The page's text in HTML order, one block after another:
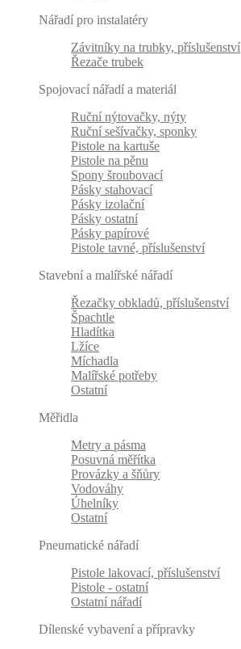
Nářadí pro instalatéry
Závitníky na trubky, příslušenství
Řezače trubek
Spojovací nářadí a materiál
Ruční nýtovačky, nýty
Ruční sešívačky, sponky
Pistole na kartuše
Pistole na pěnu
Spony šroubovací
Pásky stahovací
Pásky izolační
Pásky ostatní
Pásky papírové
Pistole tavné, příslušenství
Stavební a malířské nářadí
Řezačky obkladů, příslušenství
Špachtle
Hladítka
Lžíce
Míchadla
Malířské potřeby
Ostatní
Měřidla
Metry a pásma
Posuvná měřítka
Provázky a šňůry
Vodováhy
Úhelníky
Ostatní
Pneumatické nářadí
Pistole lakovací, příslušenství
Pistole - ostatní
Ostatní nářadí
Dílenské vybavení a přípravky